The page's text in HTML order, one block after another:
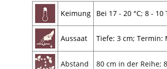
Keimung Bei 17 - 20 °C; 8 -
Aussaat Tiefe: 3 cm; Termin:
Abstand 80 cm in der Reihe;